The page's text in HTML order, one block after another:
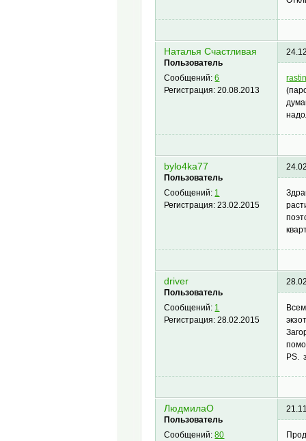
Наталья Счастливая
Пользователь
Сообщений:6
Регистрация:20.08.2013
bylo4ka77
Пользователь
Сообщений: 1
Регистрация:23.02.2015
driver
Пользователь
Сообщений: 1
Регистрация:28.02.2015
PS.
ЛюдмилаО
Пользователь
Сообщений:80